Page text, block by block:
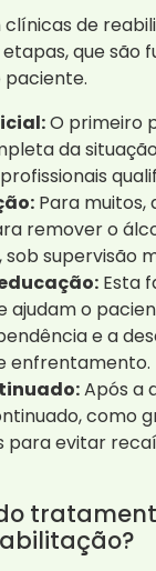
de
que são
O primeiro
da
Para muitos,
remover o
supervisão
Esta
ajudam o
e a
enfrentamento.
Após a
como
para evitar